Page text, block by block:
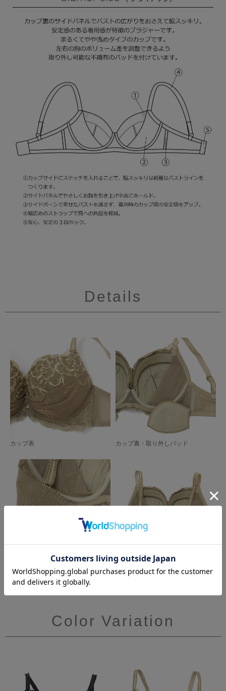
Details
カップ表 カップ裏・取り外しパッド
バックスタイル
Color Variation